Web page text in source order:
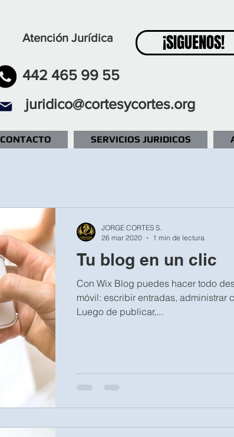
442 465 99 55
¡SIGUENOS!
Atención Jurídica
juridico@cortesycortes.org
CONTACTO SERVICIOS JURIDICOS
Tu blog en un clic
Con Wix Blog puedes hacer todo
móvil: escribir entradas, administrar
Luego de publicar,...
JORGE CORTES S.
26 mar 2020
1 min de lectura